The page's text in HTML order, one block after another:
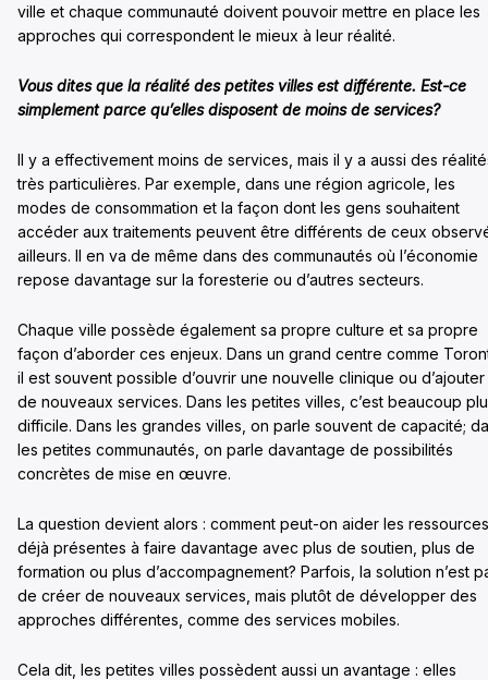
ville et chaque communauté doivent pouvoir mettre en place les
approches qui correspondent le mieux à leur réalité.
Vous dites que la réalité des petites villes est différente. Est-ce
simplement parce qu’elles disposent de moins de services?
Il y a effectivement moins de services, mais il y a aussi des
très particulières. Par exemple, dans une région agricole, les
modes de consommation et la façon dont les gens souhaitent
accéder aux traitements peuvent être différents de ceux
ailleurs. Il en va de même dans des communautés où l’économie
repose davantage sur la foresterie ou d’autres secteurs.
Chaque ville possède également sa propre culture et sa propre
façon d’aborder ces enjeux. Dans un grand centre comme
il est souvent possible d’ouvrir une nouvelle clinique ou d’ajouter
de nouveaux services. Dans les petites villes, c’est beaucoup
difficile. Dans les grandes villes, on parle souvent de capacité;
les petites communautés, on parle davantage de possibilités
concrètes de mise en œuvre.
La question devient alors : comment peut-on aider les ressources
déjà présentes à faire davantage avec plus de soutien, plus de
formation ou plus d’accompagnement? Parfois, la solution n’est
de créer de nouveaux services, mais plutôt de développer des
approches différentes, comme des services mobiles.
Cela dit, les petites villes possèdent aussi un avantage : elles